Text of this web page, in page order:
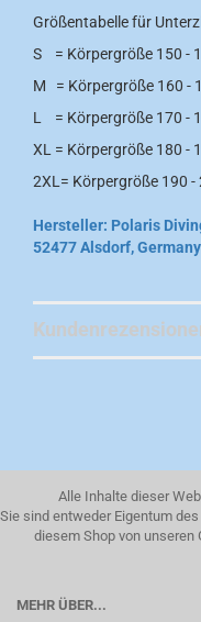
Größentabelle für
S = Körpergröße 150 -
M = Körpergröße 160 -
L = Körpergröße 170 -
XL = Körpergröße 180 -
2XL= Körpergröße 190 -
Hersteller: Polaris
52477 Alsdorf, Germany
Alle Inhalte dieser
Sie sind entweder Eigentum
diesem Shop von
MEHR ÜBER...